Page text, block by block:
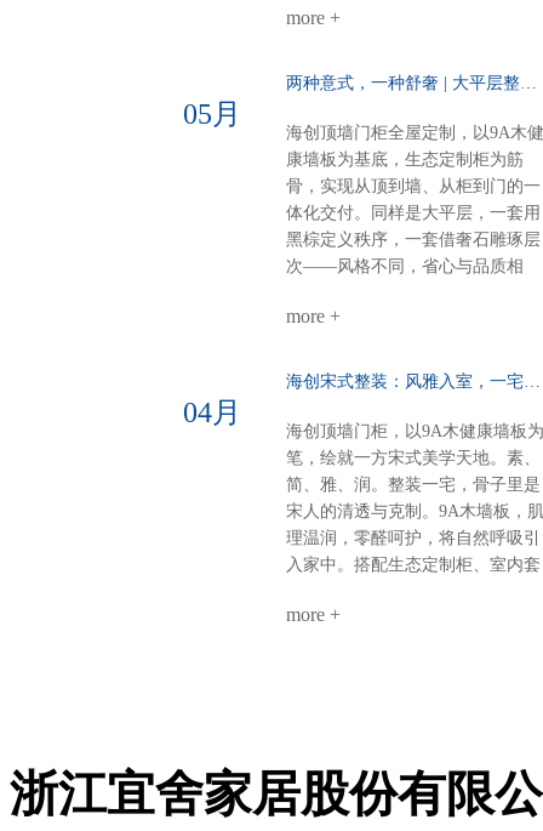
定制，从方案到落地，一站配齐。
不翻车。28㎡客餐厨，装出大宅的
柜，好看好用功能与装饰兼得，回
放：去掉边界，拉近距离光线、空
气、家人，自由流动。做饭不孤
单，等饭不无聊。屏风+弧形奢石
用餐区温柔升维半掩餐边柜，若隐
若现；奢石墙面柔光一打，吃饭像
在美术馆。电器内嵌，一门到顶：
高柜，表面干净，内里强大。大
间 × 开放式书房圆弧转角，悬浮轻
盈，一个转身，阅读、观影、换衣
全搞定。沙发背景+蜂窝大板：安
的高级感平整墙面+顶部大气大板
少即是多，静即是奢。一套海创，
搞定全屋。环保、省心、高颜值、
高利用。小户型，也能住出大写的
到真正懂整装的海创。
more +
05月
海创顶墙门柜全屋定制，以9A木健
康墙板为基底，生态定制柜为筋
骨，实现从顶到墙、从柜到门的一
体化交付。同样是大平层，一套用
黑棕定义秩序，一套借奢石雕琢层
次——风格不同，省心与品质相
宅】客餐厅一体化：黑棕大面积铺
柜隐形收纳，开阔无界双儿童房：
材守护成长麻将室 主卧：深色墙
配灯带，主卧木饰面+隐形门，动
分明关键词：沉稳、统一、仪式感
【风格B：奢石层次·极简艺术】客
餐厅：奢石背景墙+墙柜组合，9A
木墙板打底，生态柜嵌入侧边，视
整铺、无床头设计、同色不同质，
需定制，收纳无死角顶墙门柜同色
同工：从设计到安装，30天焕新理
more +
04月
海创顶墙门柜，以9A木健康墙板为
笔，绘就一方宋式美学天地。素、
简、雅、润。整装一宅，骨子里是
宋人的清透与克制。9A木墙板，肌
理温润，零醛呵护，将自然呼吸引
入家中。搭配生态定制柜、室内套
天成。玄关：一折画屏，微光迎
色。茶室：半卷竹帘，一方茶席。
9A木墙板作底，枯木插花，心境如
more +
浙江宜舍家居股份有限